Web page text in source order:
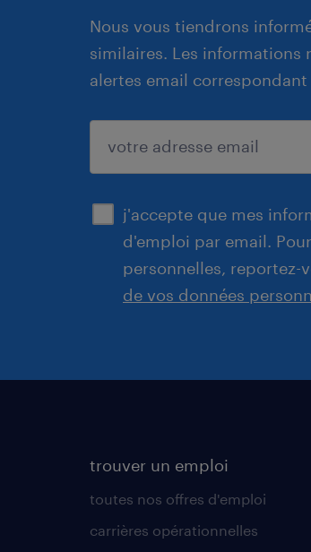
Nous vous tiendrons
similaires. Les informations
alertes email
j'accepte que mes
d'emploi par email.
personnelles, reportez-
de vos données
enregistrer
trouver un emploi
toutes nos offres d'emploi
carrières opérationnelles